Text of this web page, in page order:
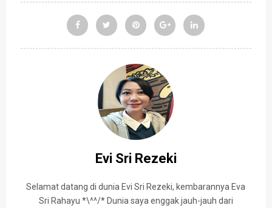
Evi Sri Rezeki
Selamat datang di dunia Evi Sri Rezeki, kembarannya Eva
Sri Rahayu *\^^/* Dunia saya enggak jauh-jauh dari